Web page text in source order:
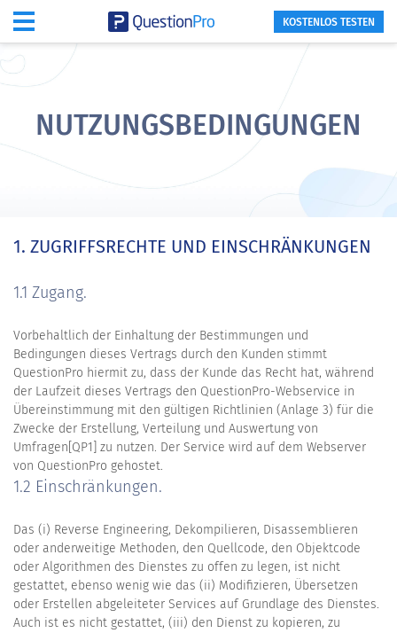
KOSTENLOS TESTEN
NUTZUNGSBEDINGUNGEN
1. ZUGRIFFSRECHTE UND EINSCHRÄNKUNGEN
1.1 Zugang.
Vorbehaltlich der Einhaltung der Bestimmungen und
Bedingungen dieses Vertrags durch den Kunden stimmt
QuestionPro hiermit zu, dass der Kunde das Recht hat, während
der Laufzeit dieses Vertrags den QuestionPro-Webservice in
Übereinstimmung mit den gültigen Richtlinien (Anlage 3) für die
Zwecke der Erstellung, Verteilung und Auswertung von
Umfragen[QP1] zu nutzen. Der Service wird auf dem Webserver
von QuestionPro gehostet.
1.2 Einschränkungen.
Das (i) Reverse Engineering, Dekompilieren, Disassemblieren
oder anderweitige Methoden, den Quellcode, den Objektcode
oder Algorithmen des Dienstes zu offen zu legen, ist nicht
gestattet, ebenso wenig wie das (ii) Modifizieren, Übersetzen
oder Erstellen abgeleiteter Services auf Grundlage des Dienstes.
Auch ist es nicht gestattet, (iii) den Dienst zu kopieren, zu